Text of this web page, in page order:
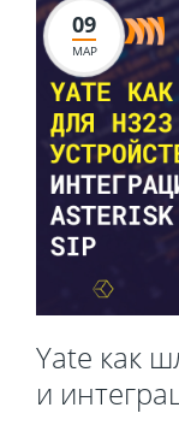
09
МАР
Yate как
и